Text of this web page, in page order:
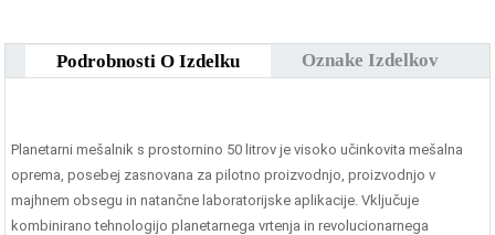
Podrobnosti O Izdelku Oznake Izdelkov
Planetarni mešalnik s prostornino 50 litrov je visoko učinkovita mešalna
oprema, posebej zasnovana za pilotno proizvodnjo, proizvodnjo v
majhnem obsegu in natančne laboratorijske aplikacije. Vključuje
kombinirano tehnologijo planetarnega vrtenja in revolucionarnega